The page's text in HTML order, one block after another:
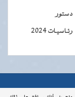
دستور
رئـاسيـات 2024